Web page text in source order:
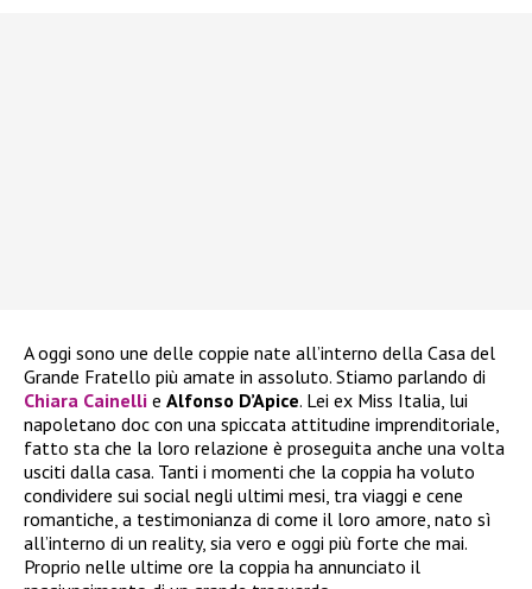
A oggi sono une delle coppie nate all’interno della Casa del
Grande Fratello più amate in assoluto. Stiamo parlando di
Chiara Cainelli e Alfonso D’Apice. Lei ex Miss Italia, lui
napoletano doc con una spiccata attitudine imprenditoriale,
fatto sta che la loro relazione è proseguita anche una volta
usciti dalla casa. Tanti i momenti che la coppia ha voluto
condividere sui social negli ultimi mesi, tra viaggi e cene
romantiche, a testimonianza di come il loro amore, nato sì
all’interno di un reality, sia vero e oggi più forte che mai.
Proprio nelle ultime ore la coppia ha annunciato il